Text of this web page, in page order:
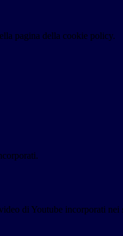
pagina della cookie policy.
di Youtube incorporati